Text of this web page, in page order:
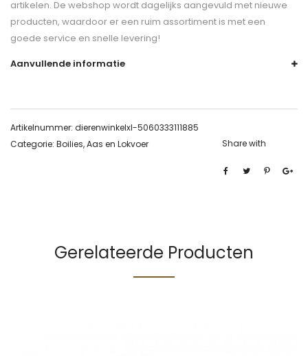
artikelen. De webshop wordt dagelijks aangevuld met nieuwe
producten, waardoor er een ruim assortiment is met een
goede service en snelle levering!
Aanvullende informatie
Artikelnummer: dierenwinkelxl-5060333111885
Categorie: Boilies, Aas en Lokvoer Share with
Gerelateerde Producten